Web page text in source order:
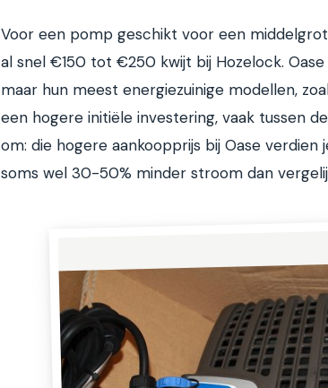
Voor een pomp geschikt voor een
al snel €150 tot €250 kwijt bij Hozelock.
maar hun meest energiezuinige modellen,
een hogere initiële investering, vaak tussen
om: die hogere aankoopprijs bij Oase
soms wel 30-50% minder stroom dan